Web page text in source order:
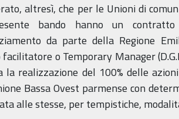
altresì, che per le Unioni di
bando hanno un
da parte della Regione
o Temporary Manager
la realizzazione del 100% delle
Bassa Ovest parmense con
alle stesse, per tempistiche,